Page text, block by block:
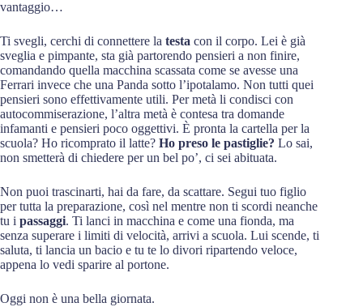
vantaggio…
Ti svegli, cerchi di connettere la testa con il corpo. Lei è già
sveglia e pimpante, sta già partorendo pensieri a non finire,
comandando quella macchina scassata come se avesse una
Ferrari invece che una Panda sotto l’ipotalamo. Non tutti quei
pensieri sono effettivamente utili. Per metà li condisci con
autocommiserazione, l’altra metà è contesa tra domande
infamanti e pensieri poco oggettivi. È pronta la cartella per la
scuola? Ho ricomprato il latte? Ho preso le pastiglie? Lo sai,
non smetterà di chiedere per un bel po’, ci sei abituata.
Non puoi trascinarti, hai da fare, da scattare. Segui tuo figlio
per tutta la preparazione, così nel mentre non ti scordi neanche
tu i passaggi. Ti lanci in macchina e come una fionda, ma
senza superare i limiti di velocità, arrivi a scuola. Lui scende, ti
saluta, ti lancia un bacio e tu te lo divori ripartendo veloce,
appena lo vedi sparire al portone.
Oggi non è una bella giornata.